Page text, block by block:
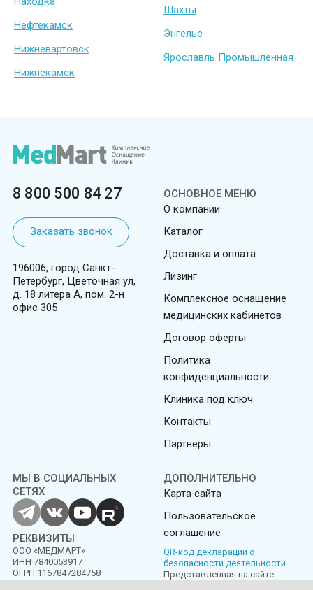
Нефтекамск
Нижневартовск
Нижнекамск
Шахты
Энгельс
Ярославль Промышленная
8 800 500 84 27
Заказать звонок
196006, город Санкт-
Петербург, Цветочная ул,
д. 18 литера А, пом. 2-н
офис 305
ОСНОВНОЕ МЕНЮ
О компании
Каталог
Доставка и оплата
Лизинг
Комплексное оснащение
медицинских кабинетов
Договор оферты
Политика
конфиденциальности
Клиника под ключ
Контакты
Партнёры
ДОПОЛНИТЕЛЬНО
Карта сайта
Пользовательское
соглашение
QR-код декларации о
безопасности деятельности
Представленная на сайте
МЫ В СОЦИАЛЬНЫХ
СЕТЯХ
РЕКВИЗИТЫ
ООО «МЕДМАРТ»
ИНН 7840053917
ОГРН 1167847284758